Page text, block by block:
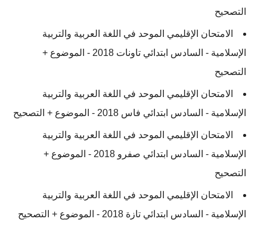
التصحيح
الامتحان الإقليمي الموحد في اللغة العربية والتربية
الإسلامية - السادس ابتدائي تاونات 2018 - الموضوع +
التصحيح
الامتحان الإقليمي الموحد في اللغة العربية والتربية
الإسلامية - السادس ابتدائي فاس 2018 - الموضوع + التصحيح
الامتحان الإقليمي الموحد في اللغة العربية والتربية
الإسلامية - السادس ابتدائي صفرو 2018 - الموضوع +
التصحيح
الامتحان الإقليمي الموحد في اللغة العربية والتربية
الإسلامية - السادس ابتدائي تازة 2018 - الموضوع + التصحيح